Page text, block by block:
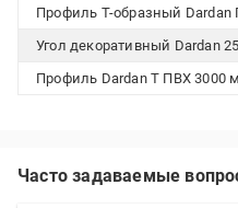
Профиль Т-образный
Угол декоративный Dardan
Профиль Dardan Т ПВХ 3000
Часто задаваемые